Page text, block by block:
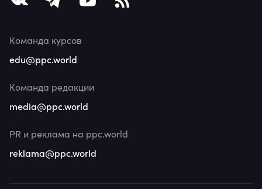
Команда курсов
edu@ppc.world
Команда редакции
media@ppc.world
PR и реклама на ppc.world
reklama@ppc.world